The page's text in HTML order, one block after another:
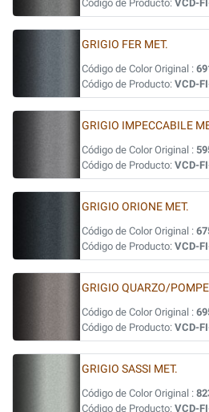
Código de Producto: VCD-
GRIGIO FER MET.
Código de Color Original :
Código de Producto: VCD-
GRIGIO IMPECCABILE
Código de Color Original :
Código de Producto: VCD-
GRIGIO ORIONE MET.
Código de Color Original :
Código de Producto: VCD-
GRIGIO QUARZO/
Código de Color Original :
Código de Producto: VCD-
GRIGIO SASSI MET.
Código de Color Original :
Código de Producto: VCD-